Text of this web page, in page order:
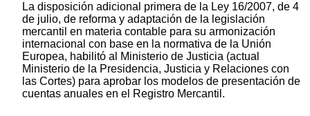
La disposición adicional primera de la Ley 16/2007, de 4
de julio, de reforma y adaptación de la legislación
mercantil en materia contable para su armonización
internacional con base en la normativa de la Unión
Europea, habilitó al Ministerio de Justicia (actual
Ministerio de la Presidencia, Justicia y Relaciones con
las Cortes) para aprobar los modelos de presentación de
cuentas anuales en el Registro Mercantil.